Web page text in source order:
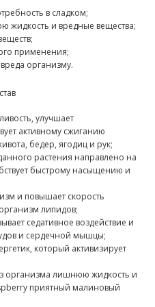
в сладком;
жидкость и вредные вещества;
применения;
организму.
улучшает
активному сжиганию
бедер, ягодиц и рук;
растения направлено на
быстрому насыщению и
и повышает скорость
липидов;
седативное воздействие и
и сердечной мышцы;
который активизирует
организма лишнюю жидкость и
приятный малиновый